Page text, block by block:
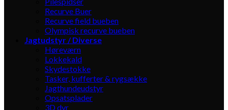
Recurve Buer
Recurve field bueben
Olympisk recurve bueben
Jagtudstyr / Diverse
Høreværn
Lokkekald
Skydestokke
Tasker, kufferter & rygsække
Jagthundeudstyr
Opsatsplader
3D dyr